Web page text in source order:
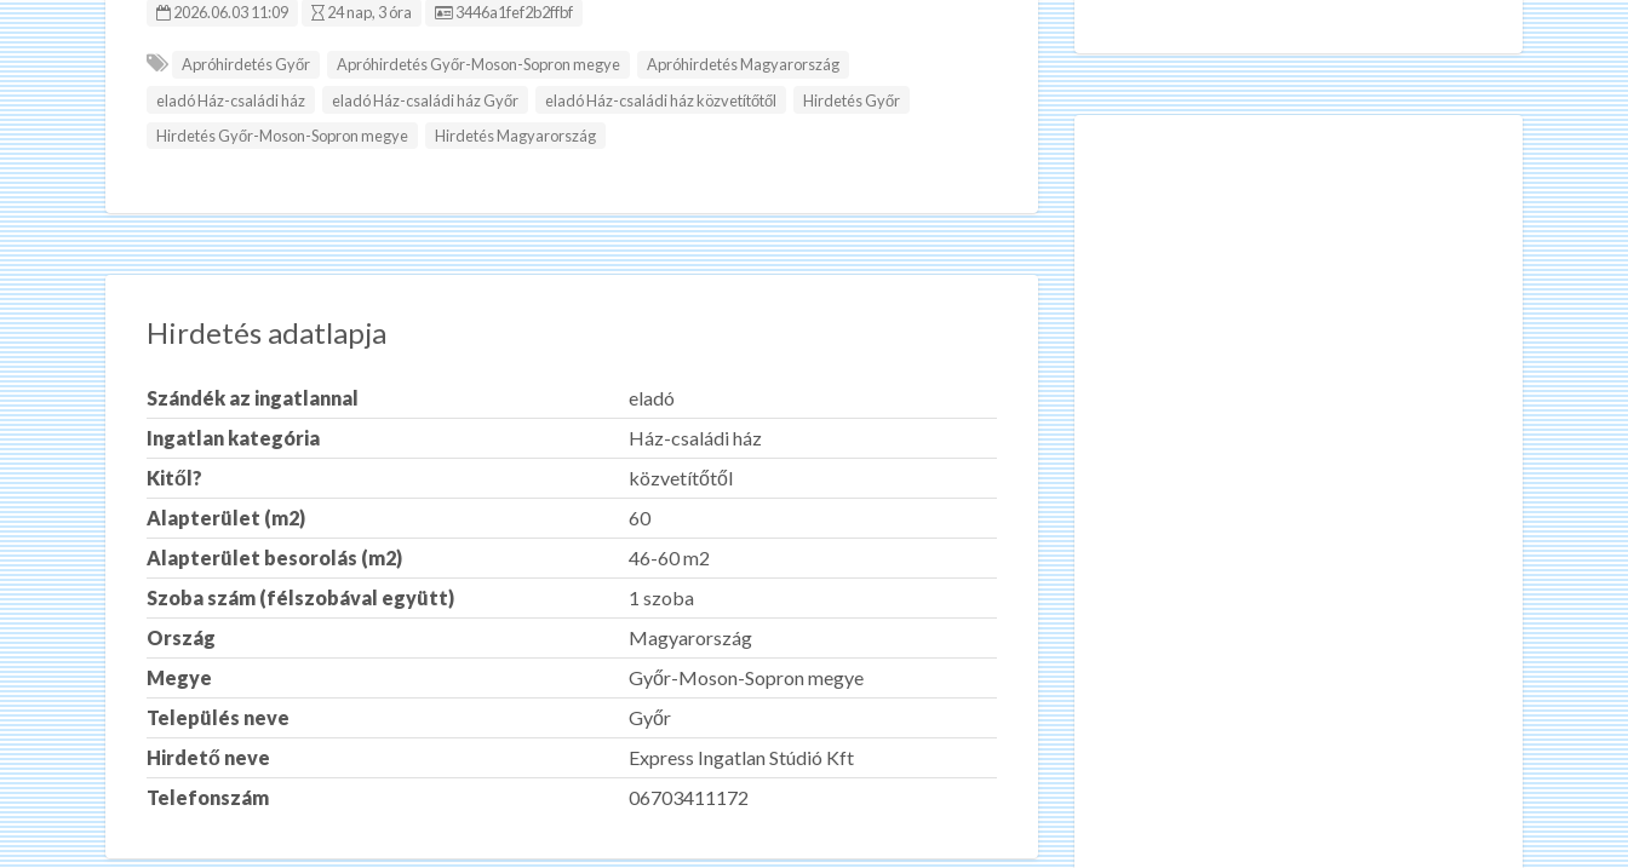
2026.06.03 11:09 24 nap, 3 óra Hirdetés ID:
3446a1fef2b2ffbf
Apróhirdetés Győr Apróhirdetés Győr-Moson-Sopron megye
Apróhirdetés Magyarország
eladó Ház-családi ház
eladó Ház-családi ház Győr eladó Ház-családi ház közvetítőtől
Hirdetés Győr
Hirdetés Győr-Moson-Sopron megye
Hirdetés Magyarország
Hirdetés adatlapja
Szándék az ingatlannal
eladó
Ingatlan kategória
Ház-családi ház
Kitől?
közvetítőtől
Alapterület (m2)
60
Alapterület besorolás (m2)
46-60 m2
Szoba szám (félszobával együtt)
1 szoba
Ország
Magyarország
Megye
Győr-Moson-Sopron megye
Település neve
Győr
Hirdető neve
Express Ingatlan Stúdió Kft
Telefonszám
06703411172